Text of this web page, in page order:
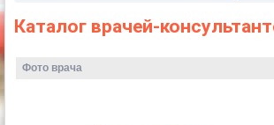
Каталог врачей-
Фото врача